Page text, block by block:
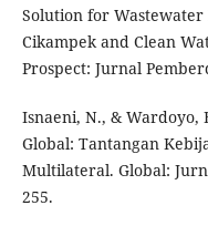
Solution for
Cikampek and Clean
Prospect: Jurnal
Isnaeni, N., & Wardoyo,
Global: Tantangan
Multilateral. Global:
255.